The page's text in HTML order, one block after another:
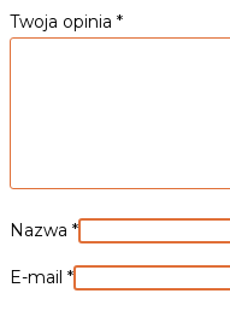
Twoja opinia *
Nazwa *
E-mail *